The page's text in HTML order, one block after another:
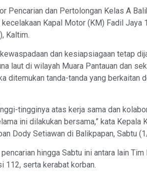
Pencarian dan Pertolongan Kelas A
Kapal Motor (KM) Fadil Jaya
Kaltim.
dan kesiapsiagaan tetap
laut di wilayah Muara Pantauan dan
ditemukan tanda-tanda yang berkaitan
tingginya atas kerja sama dan
ini dilakukan bersama,” kata Kepala
Dody Setiawan di Balikpapan, Sabtu
hingga Sabtu ini antara lain
112, serta kerabat korban.